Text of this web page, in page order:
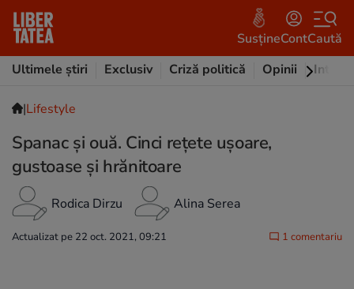
SusțineContCaută
Ultimele știri
Exclusiv Criză politică Opinii
|Lifestyle
Spanac și ouă. Cinci rețete ușoare,
gustoase și hrănitoare
Rodica Dirzu Alina Serea
Actualizat pe 22 oct. 2021, 09:21 1 comentariu